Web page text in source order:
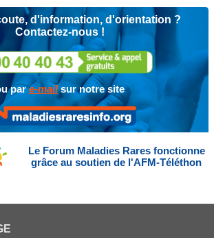
d'information, d'orientation ?
Contactez-nous !
pare-mailsur notre site
Le Forum Maladies Rares fonctionne
grâce au soutien de l'AFM-Téléthon